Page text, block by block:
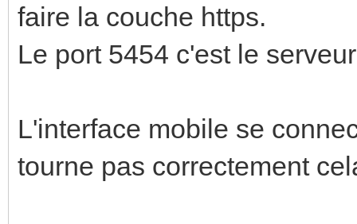
faire la couche https.
Le port 5454 c'est le
L'interface mobile se
tourne pas correctement